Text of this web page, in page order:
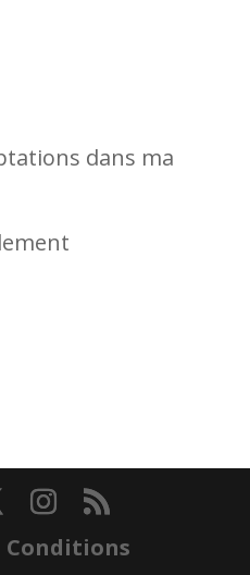
dans ma
Conditions